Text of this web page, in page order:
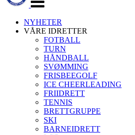
NYHETER
VÅRE IDRETTER
FOTBALL
TURN
HÅNDBALL
SVØMMING
FRISBEEGOLF
ICE CHEERLEADING
FRIIDRETT
TENNIS
BRETTGRUPPE
SKI
BARNEIDRETT